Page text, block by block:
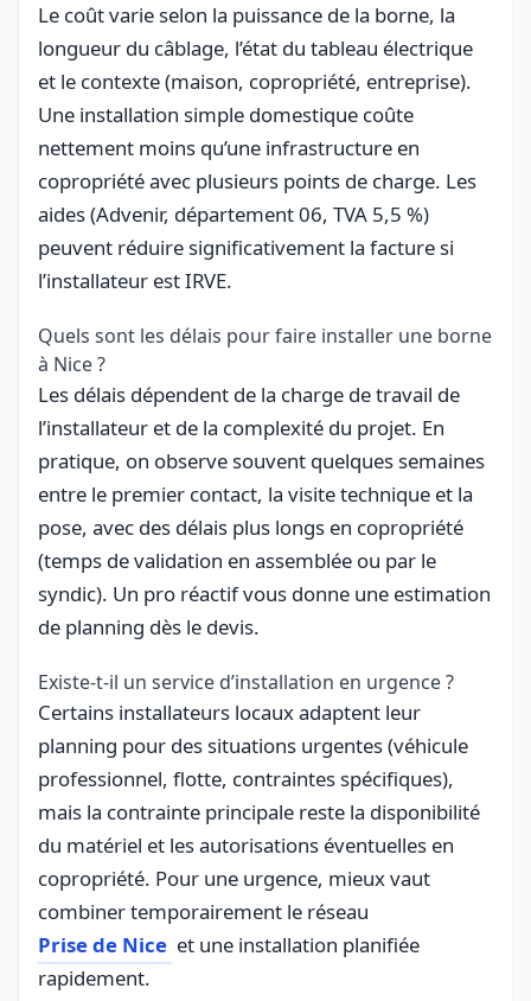
Le coût varie selon la puissance de la borne, la
longueur du câblage, l’état du tableau électrique
et le contexte (maison, copropriété, entreprise).
Une installation simple domestique coûte
nettement moins qu’une infrastructure en
copropriété avec plusieurs points de charge. Les
aides (Advenir, département 06, TVA 5,5 %)
peuvent réduire significativement la facture si
l’installateur est IRVE.
Quels sont les délais pour faire installer une borne
à Nice ?
Les délais dépendent de la charge de travail de
l’installateur et de la complexité du projet. En
pratique, on observe souvent quelques semaines
entre le premier contact, la visite technique et la
pose, avec des délais plus longs en copropriété
(temps de validation en assemblée ou par le
syndic). Un pro réactif vous donne une estimation
de planning dès le devis.
Existe-t-il un service d’installation en urgence ?
Certains installateurs locaux adaptent leur
planning pour des situations urgentes (véhicule
professionnel, flotte, contraintes spécifiques),
mais la contrainte principale reste la disponibilité
du matériel et les autorisations éventuelles en
copropriété. Pour une urgence, mieux vaut
combiner temporairement le réseau
Prise de Nice et une installation planifiée
rapidement.